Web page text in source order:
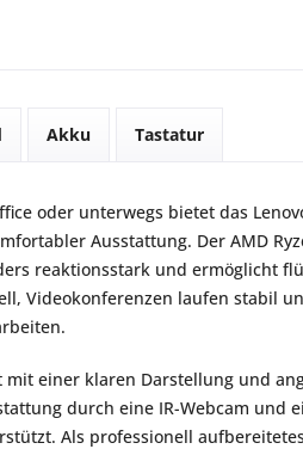
Akku Tastatur
oder unterwegs bietet das
Ausstattung. Der AMD
reaktionsstark und ermöglicht
Videokonferenzen laufen stabil
mit einer klaren Darstellung und
durch eine IR-Webcam und
Als professionell